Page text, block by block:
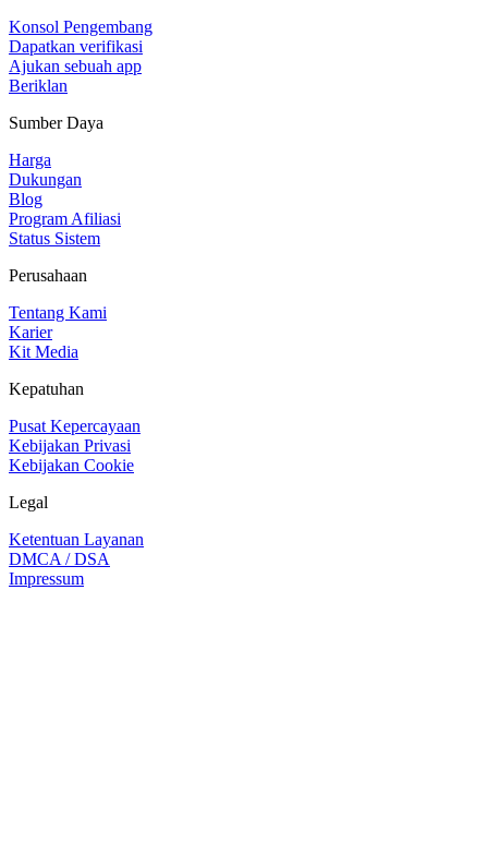
Konsol Pengembang
Dapatkan verifikasi
Ajukan sebuah app
Beriklan
Sumber Daya
Harga
Dukungan
Blog
Program Afiliasi
Status Sistem
Perusahaan
Tentang Kami
Karier
Kit Media
Kepatuhan
Pusat Kepercayaan
Kebijakan Privasi
Kebijakan Cookie
Legal
Ketentuan Layanan
DMCA / DSA
Impressum